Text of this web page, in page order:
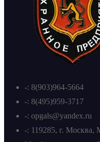
-: 8(903)964-5664
-: 8(495)959-3717
-: opgals@yandex.ru
-: 119285, г. Москва,